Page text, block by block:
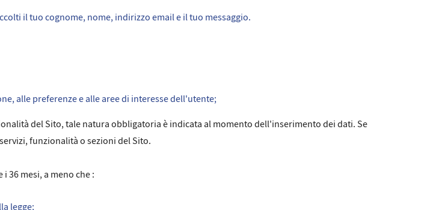
il ​​tuo cognome, nome, indirizzo email e il tuo messaggio.
alle preferenze e alle aree di interesse dell'utente;
del Sito, tale natura obbligatoria è indicata al momento dell'inserimento dei dati. Se
funzionalità o sezioni del Sito.
36 mesi, a meno che :
legge;